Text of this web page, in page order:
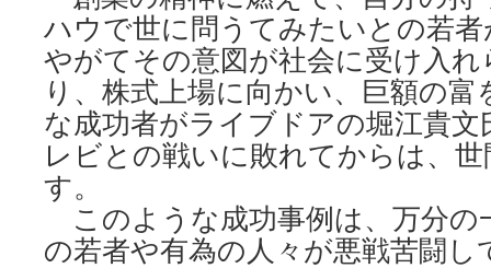
ハウで世に問うてみたいとの若
やがてその意図が社会に受け入
り、株式上場に向かい、巨額の
な成功者がライブドアの堀江貴
レビとの戦いに敗れてからは、
す。
このような成功事例は、万分の
の若者や有為の人々が悪戦苦闘し